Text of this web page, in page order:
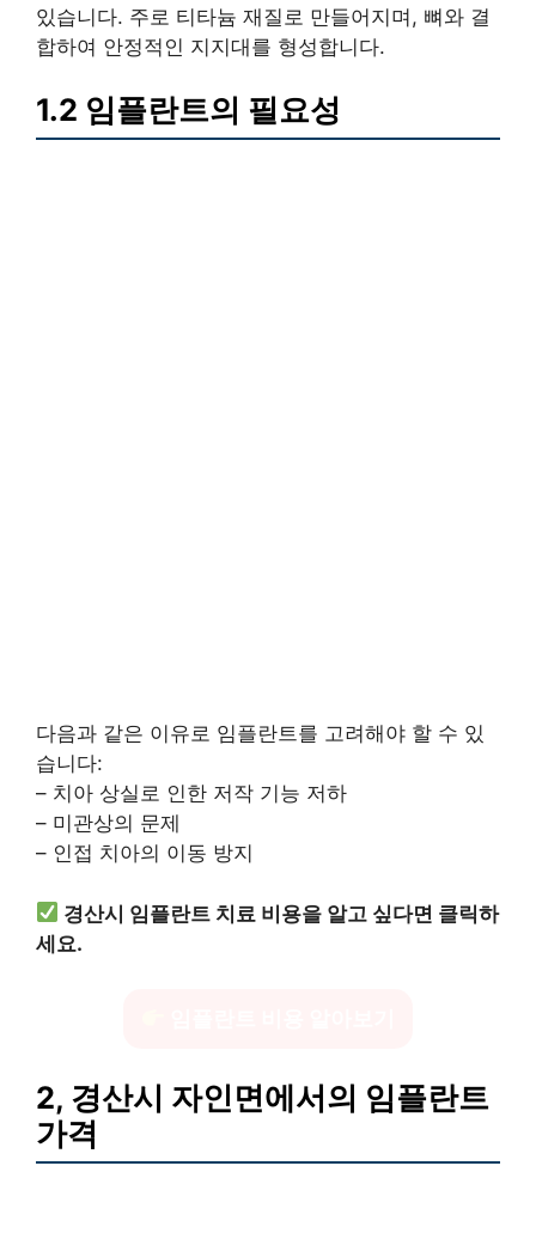
있습니다. 주로 티타늄 재질로 만들어지며, 뼈와 결
합하여 안정적인 지지대를 형성합니다.
1.2 임플란트의 필요성
다음과 같은 이유로 임플란트를 고려해야 할 수 있
습니다:
– 치아 상실로 인한 저작 기능 저하
– 미관상의 문제
– 인접 치아의 이동 방지
경산시 임플란트 치료 비용을 알고 싶다면 클릭하
세요.
2, 경산시 자인면에서의 임플란트
가격